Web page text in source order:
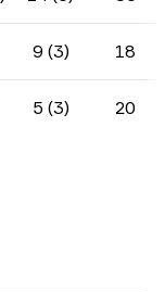
9 (3) 18
5 (3) 20